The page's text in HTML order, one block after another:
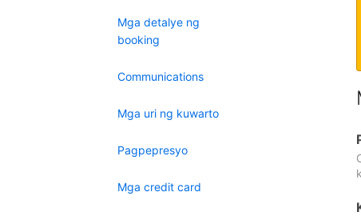
Mga detalye ng
booking
Communications
Mga uri ng kuwarto
Pagpepresyo
Mga credit card